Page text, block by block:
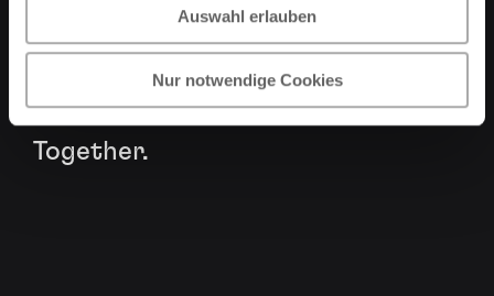
Auswahl erlauben
Nur notwendige Cookies
die nachhaltig online und offline
Werbeerlebnis schaffen. Better
Together.